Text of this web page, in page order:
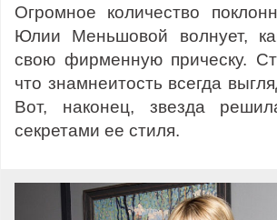
Огромное количество
Юлии Меньшовой волнует,
свою фирменную прическу.
что знамнеитость всегда
Вот, наконец, звезда
секретами ее стиля.